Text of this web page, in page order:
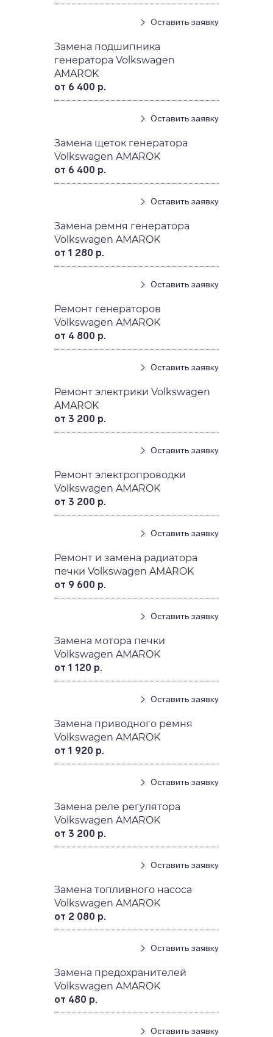
Оставить заявку
Замена подшипника
генератора Volkswagen
AMAROK
от 6 400 р.
Оставить заявку
Замена щеток генератора
Volkswagen AMAROK
от 6 400 р.
Оставить заявку
Замена ремня генератора
Volkswagen AMAROK
от 1 280 р.
Оставить заявку
Ремонт генераторов
Volkswagen AMAROK
от 4 800 р.
Оставить заявку
Ремонт электрики Volkswagen
AMAROK
от 3 200 р.
Оставить заявку
Ремонт электропроводки
Volkswagen AMAROK
от 3 200 р.
Оставить заявку
Ремонт и замена радиатора
печки Volkswagen AMAROK
от 9 600 р.
Оставить заявку
Замена мотора печки
Volkswagen AMAROK
от 1 120 р.
Оставить заявку
Замена приводного ремня
Volkswagen AMAROK
от 1 920 р.
Оставить заявку
Замена реле регулятора
Volkswagen AMAROK
от 3 200 р.
Оставить заявку
Замена топливного насоса
Volkswagen AMAROK
от 2 080 р.
Оставить заявку
Замена предохранителей
Volkswagen AMAROK
от 480 р.
Оставить заявку